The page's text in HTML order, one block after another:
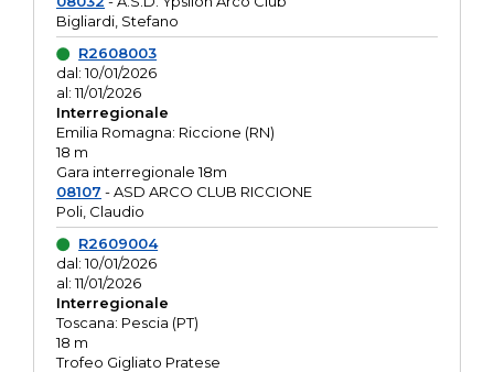
Bigliardi, Stefano
R2608003
dal: 10/01/2026
al: 11/01/2026
Interregionale
Emilia Romagna: Riccione (RN)
18 m
Gara interregionale 18m
08107 - ASD ARCO CLUB RICCIONE
Poli, Claudio
R2609004
dal: 10/01/2026
al: 11/01/2026
Interregionale
Toscana: Pescia (PT)
18 m
Trofeo Gigliato Pratese